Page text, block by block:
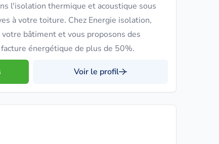
l'isolation thermique et acoustique sous
à votre toiture. Chez Energie isolation,
bâtiment et vous proposons des
énergétique de plus de 50%.
Voir le profil